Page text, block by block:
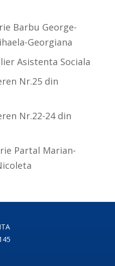
Barbu George-
Georgiana
Asistenta Sociala
Nr.25 din
Nr.22-24 din
Partal Marian-